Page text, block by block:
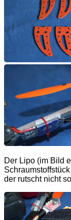
Der Lipo (im Bild
der rutscht nicht